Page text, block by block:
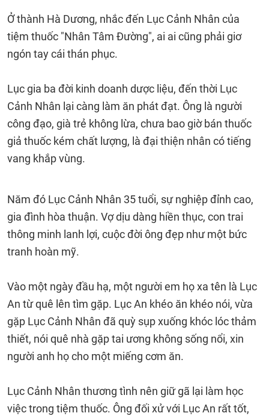
Ở thành Hà Dương, nhắc đến Lục Cảnh Nhân của
tiệm thuốc "Nhân Tâm Đường", ai ai cũng phải giơ
ngón tay cái thán phục.
Lục gia ba đời kinh doanh dược liệu, đến thời Lục
Cảnh Nhân lại càng làm ăn phát đạt. Ông là người
công đạo, già trẻ không lừa, chưa bao giờ bán thuốc
giả thuốc kém chất lượng, là đại thiện nhân có tiếng
vang khắp vùng.
Năm đó Lục Cảnh Nhân 35 tuổi, sự nghiệp đỉnh cao,
gia đình hòa thuận. Vợ dịu dàng hiền thục, con trai
thông minh lanh lợi, cuộc đời ông đẹp như một bức
tranh hoàn mỹ.
Vào một ngày đầu hạ, một người em họ xa tên là Lục
An từ quê lên tìm gặp. Lục An khéo ăn khéo nói, vừa
gặp Lục Cảnh Nhân đã quỳ sụp xuống khóc lóc thảm
thiết, nói quê nhà gặp tai ương không sống nổi, xin
người anh họ cho một miếng cơm ăn.
Lục Cảnh Nhân thương tình nên giữ gã lại làm học
việc trong tiệm thuốc. Ông đối xử với Lục An rất tốt,